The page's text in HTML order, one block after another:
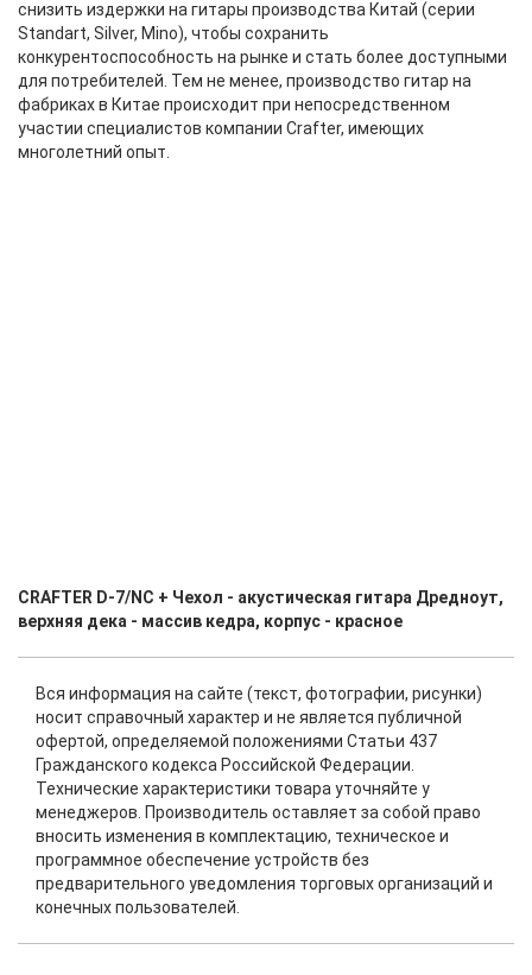
снизить издержки на гитары производства Китай (серии
Standart, Silver, Mino), чтобы сохранить
конкурентоспособность на рынке и стать более доступными
для потребителей. Тем не менее, производство гитар на
фабриках в Китае происходит при непосредственном
участии специалистов компании Crafter, имеющих
многолетний опыт.
CRAFTER D-7/NC + Чехол - акустическая гитара Дредноут,
верхняя дека - массив кедра, корпус - красное
Вся информация на сайте (текст, фотографии, рисунки)
носит справочный характер и не является публичной
офертой, определяемой положениями Статьи 437
Гражданского кодекса Российской Федерации.
Технические характеристики товара уточняйте у
менеджеров. Производитель оставляет за собой право
вносить изменения в комплектацию, техническое и
программное обеспечение устройств без
предварительного уведомления торговых организаций и
конечных пользователей.